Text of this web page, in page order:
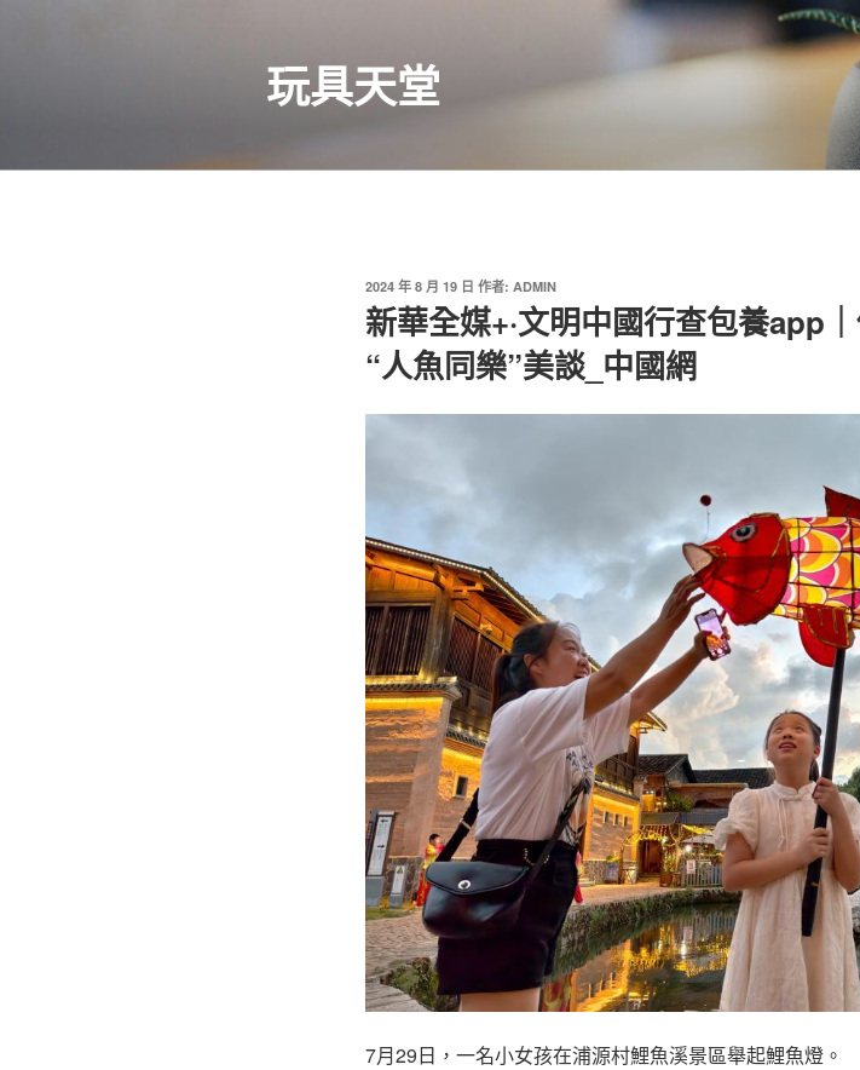
玩具天堂
發
佈
於
2024 年 8 月 19 日 作者: ADMIN
新華全媒+·文明中國行查包養app
“人魚同樂”美談_中國網
7月29日，一名小女孩在浦源村鯉魚溪景區舉起鯉魚燈。